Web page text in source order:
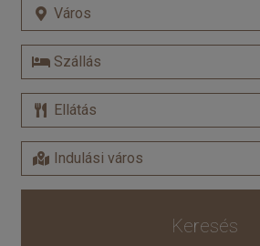
Keresés